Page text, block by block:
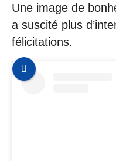
Une image de
a suscité plus
félicitations.